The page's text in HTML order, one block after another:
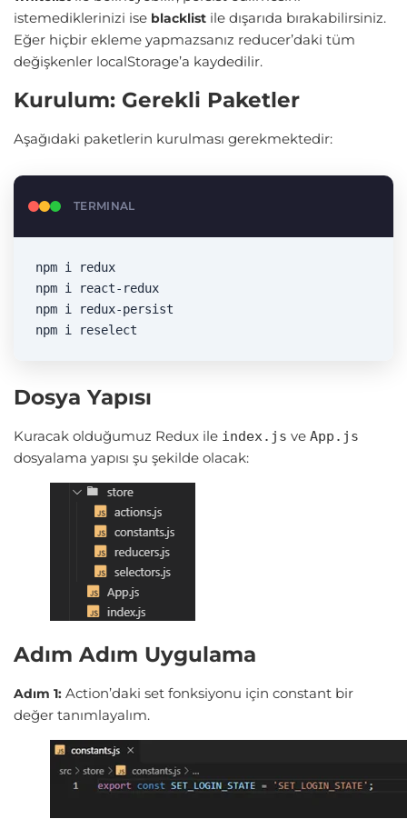
istemediklerinizi ise blacklist ile dışarıda bırakabilirsiniz.
Eğer hiçbir ekleme yapmazsanız reducer’daki tüm
değişkenler localStorage’a kaydedilir.
Kurulum: Gerekli Paketler
Aşağıdaki paketlerin kurulması gerekmektedir:
TERMINAL
npm i redux
npm i react-redux
npm i redux-persist
npm i reselect
Dosya Yapısı
Kuracak olduğumuz Redux ile index.js ve App.js
dosyalama yapısı şu şekilde olacak:
Adım Adım Uygulama
Adım 1: Action’daki set fonksiyonu için constant bir
değer tanımlayalım.